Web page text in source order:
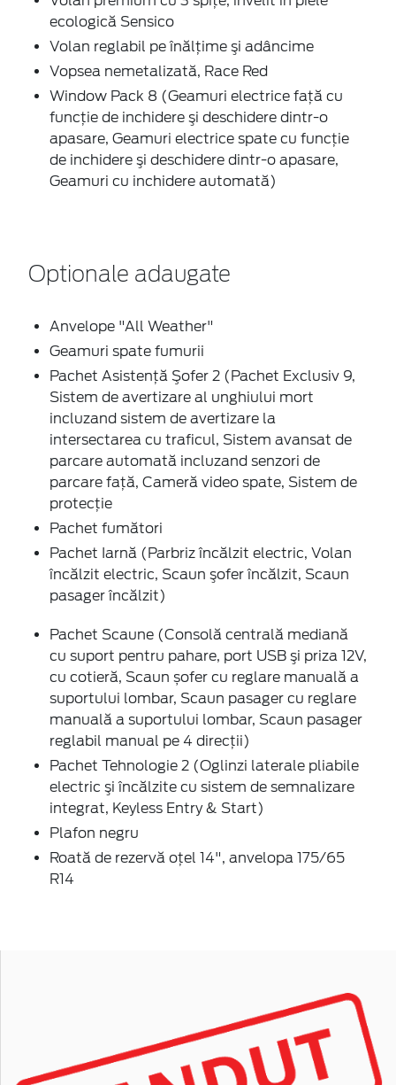
ecologică Sensico
Volan reglabil pe înălţime şi adâncime
Vopsea nemetalizată, Race Red
Window Pack 8 (Geamuri electrice faţă cu
funcţie de inchidere şi deschidere dintr-o
apasare, Geamuri electrice spate cu funcţie
de inchidere şi deschidere dintr-o apasare,
Geamuri cu inchidere automată)
Optionale adaugate
Anvelope "All Weather"
Geamuri spate fumurii
Pachet Asistenţă Şofer 2 (Pachet Exclusiv 9,
Sistem de avertizare al unghiului mort
incluzand sistem de avertizare la
intersectarea cu traficul, Sistem avansat de
parcare automată incluzand senzori de
parcare faţă, Cameră video spate, Sistem de
protecţie
Pachet fumători
Pachet Iarnă (Parbriz încălzit electric, Volan
încălzit electric, Scaun şofer încălzit, Scaun
pasager încălzit)
Pachet Scaune (Consolă centrală mediană
cu suport pentru pahare, port USB şi priza 12V,
cu cotieră, Scaun șofer cu reglare manuală a
suportului lombar, Scaun pasager cu reglare
manuală a suportului lombar, Scaun pasager
reglabil manual pe 4 direcţii)
Pachet Tehnologie 2 (Oglinzi laterale pliabile
electric şi încălzite cu sistem de semnalizare
integrat, Keyless Entry & Start)
Plafon negru
Roată de rezervă oţel 14", anvelopa 175/65
R14